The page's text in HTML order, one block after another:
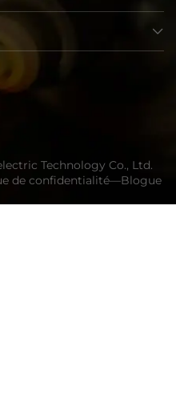
Technology Co., Ltd.
de confidentialité—Blogue